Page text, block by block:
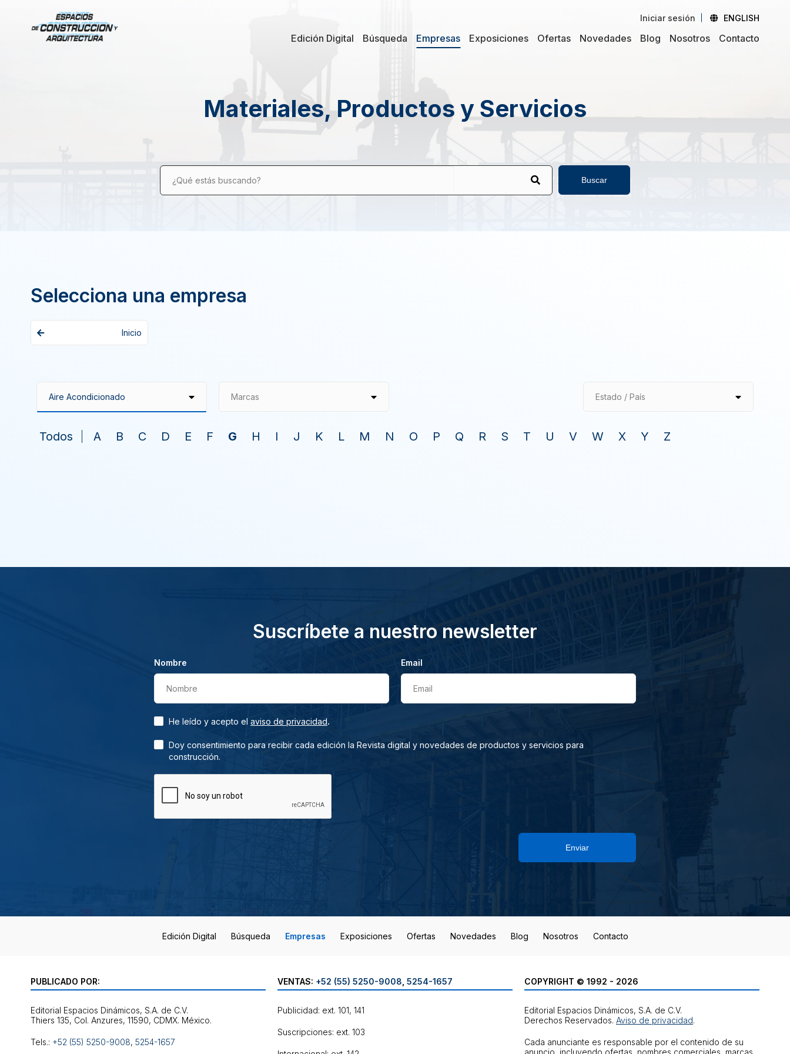
Iniciar sesión ENGLISH
Edición Digital Búsqueda Empresas Exposiciones Ofertas Novedades Blog Nosotros Contacto
Materiales, Productos y Servicios
¿Qué estás buscando? Buscar
Selecciona una empresa
Inicio
Marcas Estado / País
Todos A B C D E F G H I J K L M N O P Q R S T U V W X Y Z
Suscríbete a nuestro newsletter
Nombre
Nombre
Email
Email
He leído y acepto el aviso de privacidad.
Doy consentimiento para recibir cada edición la Revista digital y novedades de productos y servicios para
construcción.
Enviar
Edición Digital Búsqueda Empresas Exposiciones Ofertas Novedades Blog Nosotros Contacto
PUBLICADO POR:
Editorial Espacios Dinámicos, S.A. de C.V.
Tels.: +52 (55) 5250-9008, 5254-1657
VENTAS: +52 (55) 5250-9008 5254-1657
Publicidad: ext. 101, 141
Suscripciones: ext. 103
COPYRIGHT © 1992 - 2026
Editorial Espacios Dinámicos, S.A. de C.V.
Derechos Reservados. Aviso de privacidad.
Cada anunciante es responsable por el contenido de su
anuncio, incluyendo ofertas, nombres comerciales, marcas